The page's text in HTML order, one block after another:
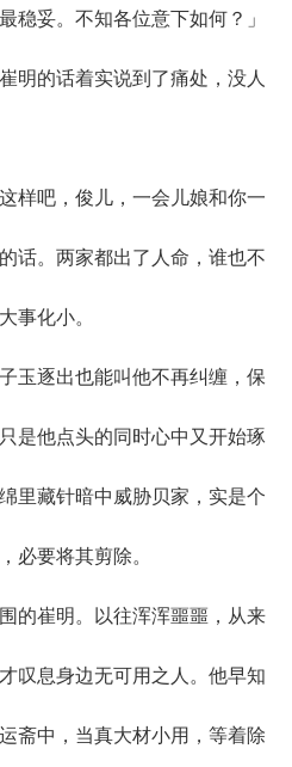
稳妥。不知各位意下如何？」
的话着实说到了痛处，没人
吧，俊儿，一会儿娘和你一
话。两家都出了人命，谁也不
事化小。
逐出也能叫他不再纠缠，保
是他点头的同时心中又开始琢
里藏针暗中威胁贝家，实是个
必要将其剪除。
崔明。以往浑浑噩噩，从来
叹息身边无可用之人。他早知
斋中，当真大材小用，等着除